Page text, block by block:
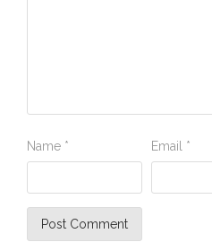
Name * Email *